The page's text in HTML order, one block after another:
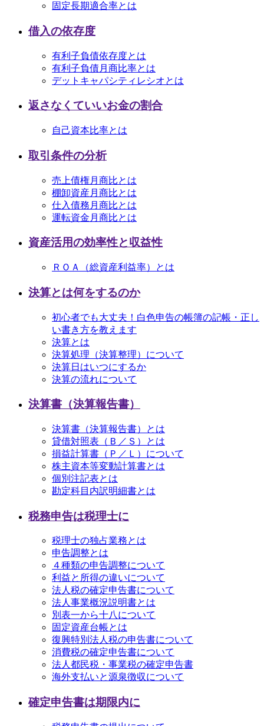
固定長期適合率とは
借入の依存度
有利子負債依存度とは
有利子負債月商比率とは
デットキャパシティレシオとは
返さなくていいお金の割合
自己資本比率とは
取引条件の分析
売上債権月商比とは
棚卸資産月商比とは
仕入債務月商比とは
運転資金月商比とは
資産活用の効率性と収益性
ＲＯＡ（総資産利益率）とは
決算とは何をするのか
初心者でも大丈夫！白色申告の帳簿の記帳・正し
い書き方を教えます
決算とは
決算処理（決算整理）について
決算日はいつにするか
決算の流れについて
決算書（決算報告書）
決算書（決算報告書）とは
貸借対照表（Ｂ／Ｓ）とは
損益計算書（Ｐ／Ｌ）について
株主資本等変動計算書とは
個別注記表とは
勘定科目内訳明細書とは
税務申告は税理士に
税理士の独占業務とは
申告調整とは
４種類の申告調整について
利益と所得の違いについて
法人税の確定申告書について
法人事業概況説明書とは
別表一から十八について
固定資産台帳とは
復興特別法人税の申告書について
消費税の確定申告書について
法人都民税・事業税の確定申告書
海外支払いと源泉徴収について
確定申告書は期限内に